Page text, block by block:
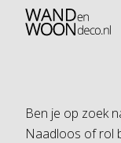
Ben je op zoek
Naadloos of rol